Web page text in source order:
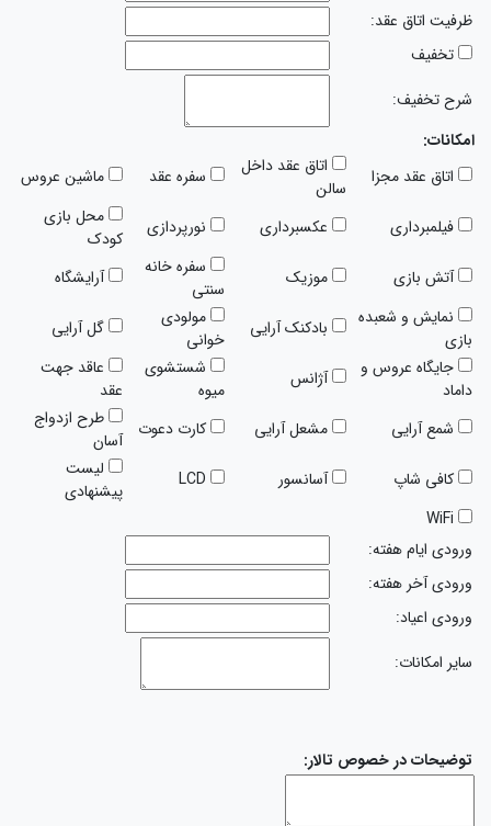
ظرفیت اتاق عقد:
تخفیف
شرح تخفیف:
امکانات:
اتاق عقد مجزا
اتاق عقد داخل
سالن
سفره عقد ماشین عروس
فیلمبرداری عکسبرداری نورپردازی
محل بازی
کودک
آتش بازی
موزیک
سفره خانه
سنتی
آرایشگاه
نمایش و شعبده
بازی
بادکنک آرایی
مولودی
خوانی
گل آرایی
جایگاه عروس و
داماد
آژانس
شستشوی
میوه
عاقد جهت
عقد
شمع آرایی
مشعل آرایی کارت دعوت
طرح ازدواج
آسان
کافی شاپ
آسانسور
لیست
پیشنهادی
ورودی ایام هفته:
ورودی آخر هفته:
ورودی اعیاد:
سایر امکانات:
توضیحات در خصوص تالار: